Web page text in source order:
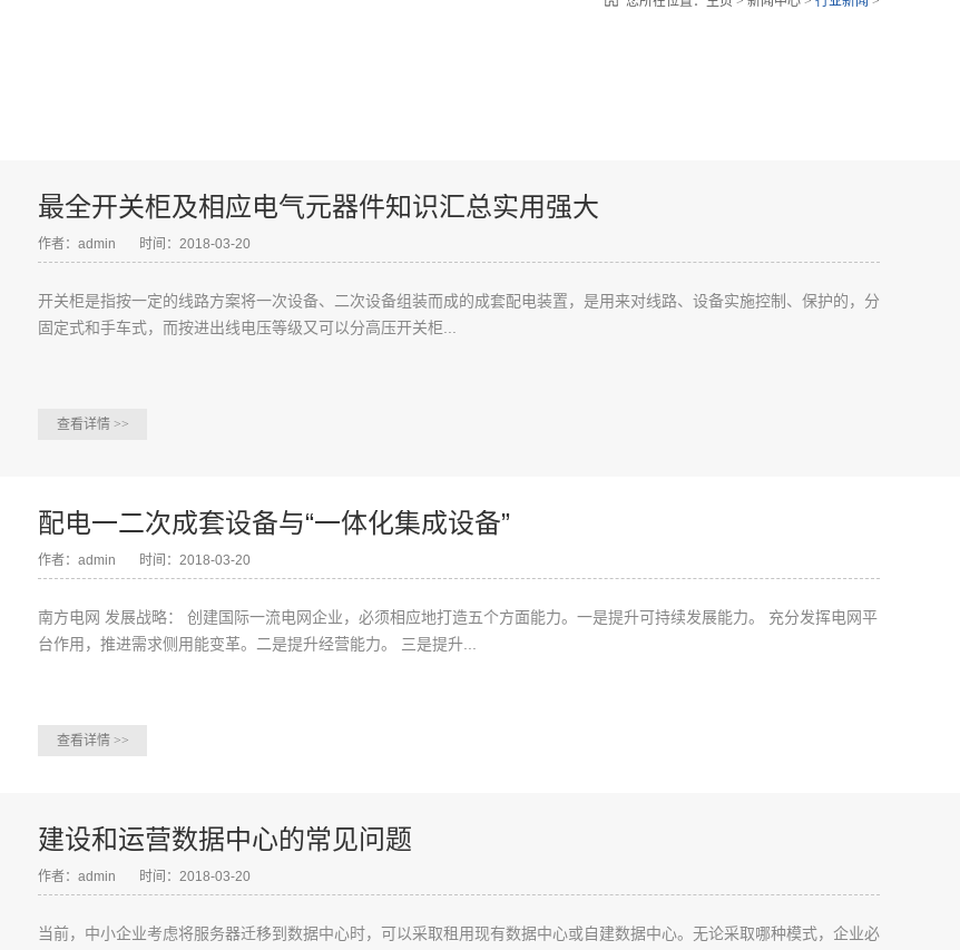
最全开关柜及相应电气元器件知识汇总实用强大
作者：admin 时间：2018-03-20
开关柜是指按一定的线路方案将一次设备、二次设备组装而成的成套配电装置，是用来对线路、设备实施控制、保护的，分
固定式和手车式，而按进出线电压等级又可以分高压开关柜...
查看详情 >>
配电一二次成套设备与“一体化集成设备”
作者：admin 时间：2018-03-20
南方电网 发展战略： 创建国际一流电网企业，必须相应地打造五个方面能力。一是提升可持续发展能力。 充分发挥电网平
台作用，推进需求侧用能变革。二是提升经营能力。 三是提升...
查看详情 >>
建设和运营数据中心的常见问题
作者：admin 时间：2018-03-20
当前，中小企业考虑将服务器迁移到数据中心时，可以采取租用现有数据中心或自建数据中心。无论采取哪种模式，企业必